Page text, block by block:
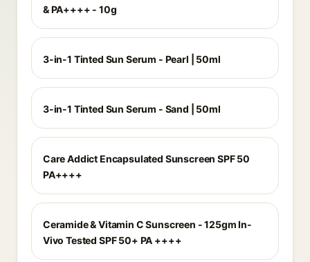
& PA++++ - 10g
3-in-1 Tinted Sun Serum - Pearl | 50ml
3-in-1 Tinted Sun Serum - Sand | 50ml
Care Addict Encapsulated Sunscreen SPF 50
PA++++
Ceramide & Vitamin C Sunscreen - 125gm In-
Vivo Tested SPF 50+ PA ++++